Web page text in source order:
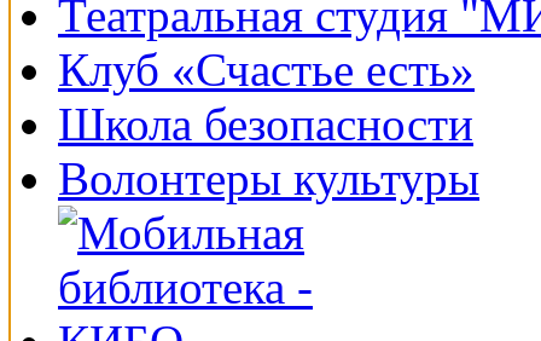
Театральная студия
Клуб «Счастье есть»
Школа безопасности
Волонтеры культуры